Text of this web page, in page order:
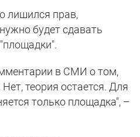
лишился прав,
будет сдавать
в СМИ о том,
теория остается. Для
только площадка", –